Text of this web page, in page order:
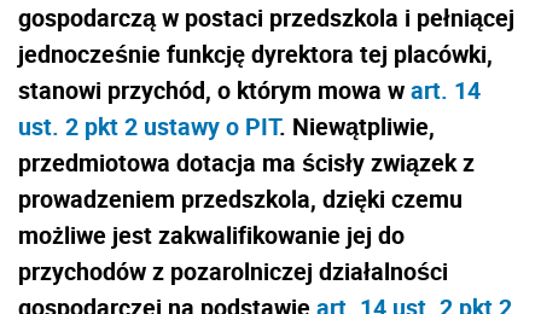
gospodarczą w postaci przedszkola i pełniącej
jednocześnie funkcję dyrektora tej placówki,
stanowi przychód, o którym mowa wart. 14
ust. 2 pkt 2 ustawy o PIT. Niewątpliwie,
przedmiotowa dotacja ma ścisły związek z
prowadzeniem przedszkola, dzięki czemu
możliwe jest zakwalifikowanie jej do
przychodów z pozarolniczej działalności
gospodarczej na podstawieart. 14 ust. 2 pkt 2